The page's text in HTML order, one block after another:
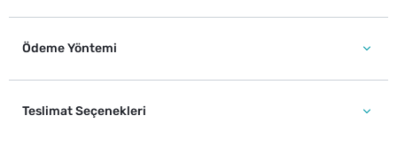
Ödeme Yöntemi
Teslimat Seçenekleri